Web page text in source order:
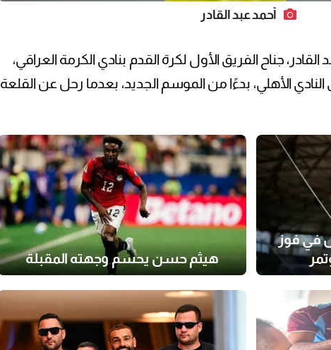
أحمد عبد القادر
جناح الفريق الأول لكرة القدم بنادي الكرمة العراقي،
الأهلي، بدءًا من الموسم الجديد، بعدما رحل عن القلعة
في فوز
هيثم حسن يحسم وجهته المقبلة